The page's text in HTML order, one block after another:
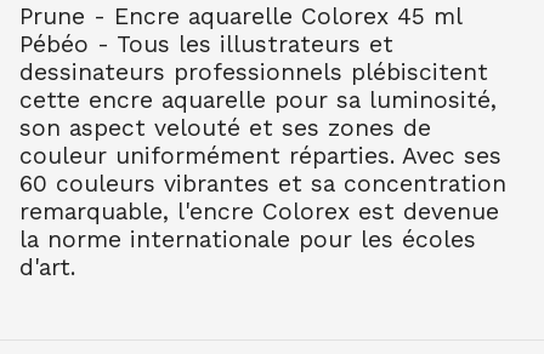
COLOREX MARKER BORDEAUX
3.30€ TTC
COLOREX MARKER MAGENTA
3.30 € TTC
COLOREX MARKER BOUGAINVILLEE
Prune - Encre aquarelle Colorex 45 ml
Pébéo - Tous les illustrateurs et
dessinateurs professionnels plébiscitent
cette encre aquarelle pour sa luminosité,
son aspect velouté et ses zones de
couleur uniformément réparties. Avec ses
60 couleurs vibrantes et sa concentration
remarquable, l'encre Colorex est devenue
la norme internationale pour les écoles
d'art.